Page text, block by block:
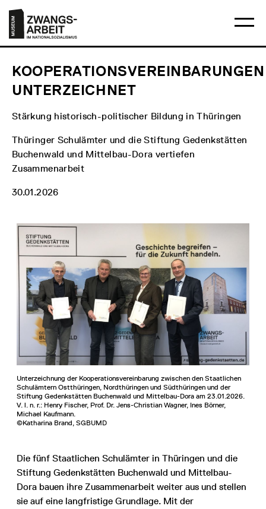
zum
Inhalt
Museum
Zwangsarbeit
Nationalsozialismus
KOOPERATIONSVEREINBARUNGEN
UNTERZEICHNET
Stärkung historisch-politischer Bildung in Thüringen
Thüringer Schulämter und die Stiftung Gedenkstätten
Buchenwald und Mittelbau-Dora vertiefen
Zusammenarbeit
30.01.2026
Unterzeichnung der Kooperationsvereinbarung zwischen den Staatlichen
Schulämtern Ostthüringen, Nordthüringen und Südthüringen und der
Stiftung Gedenkstätten Buchenwald und Mittelbau-Dora am 23.01.2026.
V. l. n. r.: Henry Fischer, Prof. Dr. Jens-Christian Wagner, Ines Börner,
Michael Kaufmann.
©Katharina Brand, SGBUMD
Die fünf Staatlichen Schulämter in Thüringen und die
Stiftung Gedenkstätten Buchenwald und Mittelbau-
Dora bauen ihre Zusammenarbeit weiter aus und stellen
sie auf eine langfristige Grundlage. Mit der